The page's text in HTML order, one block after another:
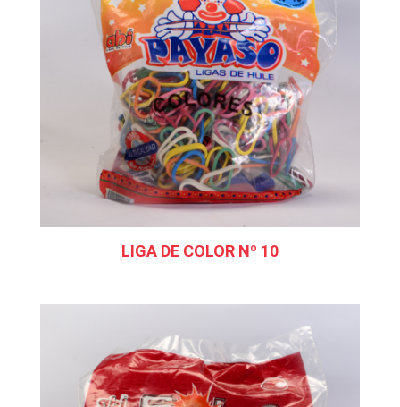
LIGA DE COLOR Nº 10